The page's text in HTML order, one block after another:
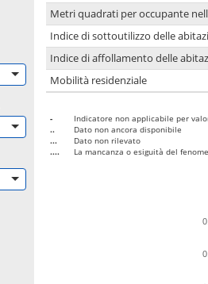
Metri quadrati per occupante
Indice di sottoutilizzo delle
Indice di affollamento delle
Mobilità residenziale
-
Indicatore non applicabile per
..
Dato non ancora disponibile
...
Dato non rilevato
....
La mancanza o esiguità del